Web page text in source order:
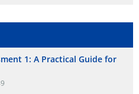
1: A Practical Guide for